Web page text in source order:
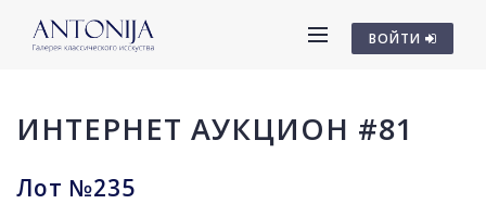
ВОЙТИ
ИНТЕРНЕТ АУКЦИОН #81
Лот №235